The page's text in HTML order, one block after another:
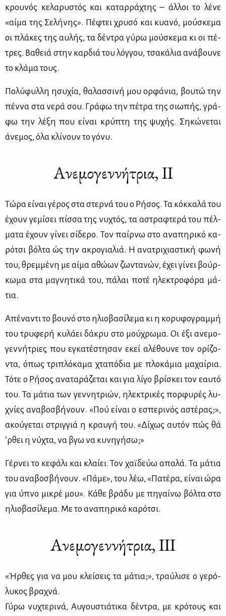
κρου­νός κε­λα­ρυ­στός και κα­ταρ­ρά­χτης – άλ­λοι το λέ­νε
«αί­μα της Σε­λή­νης». Πέ­φτει χρυ­σό και κυα­νό, μού­σκε­μα
οι πλά­κες της αυ­λής, τα δέ­ντρα γύ­ρω μού­σκε­μα κι οι πέ­
τρες. Βα­θειά στην καρ­διά του λόγ­γου, τσα­κά­λια ανά­βου­νε
το κλά­μα τους.
Πο­λύ­φυλ­λη ησυ­χία, θα­λασ­σι­νή μου ορ­φά­νια, βου­τώ την
πέν­να στα νε­ρά σου. Γρά­φω την πέ­τρα της σιω­πής, γρά­
φω την λέ­ξη που εί­ναι κρύ­πτη της ψυ­χής. Ση­κώ­νε­ται
άνε­μος, όλα κλί­νουν το γό­νυ.
Ανεμογεννήτρια, ΙΙ
Τώ­ρα εί­ναι γέ­ρος στα στερ­νά του ο Ρή­σος. Τα κόκ­κα­λά του
έχουν γε­μί­σει πίσ­σα της νυ­χτός, τα αστρα­φτε­ρά του πέλ­
μα­τα έχουν γί­νει σί­δε­ρο. Τον παίρ­νω στο ανα­πη­ρι­κό κα­
ρό­τσι βόλ­τα ώς την ακρο­για­λιά. Η ανα­τρι­χια­στι­κή φω­νή
του, θρεμ­μέ­νη με αί­μα αθώ­ων ζω­ντα­νών, έχει γί­νει βούρ­
κω­μα στα μα­γνη­τι­κά του, πά­λαι πο­τέ ηλε­κτρο­φό­ρα μά­
τια.
Απέ­να­ντι το βου­νό στο ηλιο­βα­σί­λε­μα κι η κο­ρυ­φο­γραμ­μή
του τρυ­φε­ρή κυ­λά­ει δά­κρυ στο μού­χρω­μα. Οι έξι ανε­μο­
γεν­νή­τριες που εγκα­τέ­στη­σαν εκεί αλέ­θου­νε τον ορί­ζο­
ντα, όπως τρι­πλό­κα­μα χτα­πό­δια με πλο­κά­μια μα­χαί­ρια.
Τό­τε ο Ρή­σος ανα­τα­ρά­ζε­ται και για λί­γο βρί­σκει τον εαυ­τό
του. Τα μά­τια των γεν­νη­τριών, ηλε­κτρι­κές πορ­φυ­ρές λυ­
χνί­ες ανα­βο­σβή­νουν. «Πού εί­ναι ο εσπε­ρι­νός αστέ­ρας;»,
ακού­γε­ται στριγ­γιά η κραυ­γή του. «Δί­χως αυ­τόν πώς θά
’ρ­θει η νύ­χτα, να βγω να κυ­νη­γή­σω;»
Γέρ­νει το κε­φά­λι και κλαί­ει. Τον χαϊ­δεύω απα­λά. Τα μά­τια
του ανα­βο­σβή­νουν. «Πά­με», του λέω, «Πα­τέ­ρα, εί­ναι ώρα
για ύπνο μι­κρέ μου». Κά­θε βρά­δυ με πη­γαί­νω βόλ­τα στο
ηλιο­βα­σί­λε­μα. Με το ανα­πη­ρι­κό κα­ρό­τσι.
Ανεμογεννήτρια, ΙΙΙ
«Ήρ­θες για να μου κλεί­σεις τα μά­τια;», τραύ­λι­σε ο γε­ρό­
λυ­κος βρα­χνά.
Γύ­ρω νυ­χτε­ρι­νά, Αυ­γου­στιά­τι­κα δέ­ντρα, με κρό­τους και